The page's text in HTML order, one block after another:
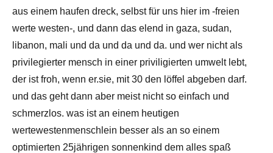
aus einem haufen dreck, selbst für uns hier im -freien
werte westen-, und dann das elend in gaza, sudan,
libanon, mali und da und da und da. und wer nicht als
privilegierter mensch in einer priviligierten umwelt lebt,
der ist froh, wenn er.sie, mit 30 den löffel abgeben darf.
und das geht dann aber meist nicht so einfach und
schmerzlos. was ist an einem heutigen
wertewestenmenschlein besser als an so einem
optimierten 25jährigen sonnenkind dem alles spaß